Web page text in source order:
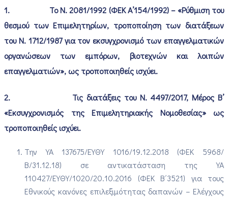
1. Το Ν. 2081/1992 (ΦΕΚ Α’154/1992) – «Ρύθμιση του
θεσμού των Επιμελητηρίων, τροποποίηση των διατάξεων
του Ν. 1712/1987 για τον εκσυγχρονισμό των επαγγελματικών
οργανώσεων των εμπόρων, βιοτεχνών και λοιπών
επαγγελματιών», ως τροποποιηθείς ισχύει.
2. Τις διατάξεις του Ν. 4497/2017, Μέρος Β’
«Εκσυγχρονισμός της Επιμελητηριακής Νομοθεσίας» ως
τροποποιηθείς ισχύει.
Την ΥΑ 137675/EΥΘΥ 1016/19.12.2018 (ΦΕΚ 5968/
Β/31.12.18) σε αντικατάσταση της YA
110427/EΥΘΥ/1020/20.10.2016 (ΦΕΚ Β΄3521) για τους
Εθνικούς κανόνες επιλεξιμότητας δαπανών – Ελέγχους